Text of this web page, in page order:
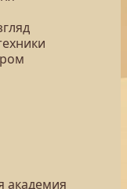
академия